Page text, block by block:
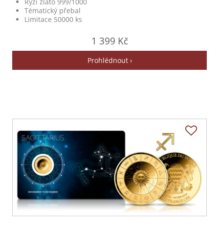
Tématický přebal
Limitace 50000 ks
1 399 Kč
Prohlédnout ›